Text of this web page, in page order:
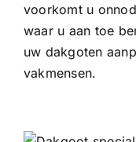
voorkomt u
waar u aan toe
uw dakgoten
vakmensen.